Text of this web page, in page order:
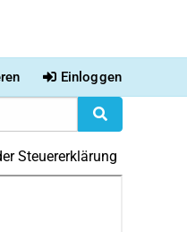
Einloggen
Steuererklärung